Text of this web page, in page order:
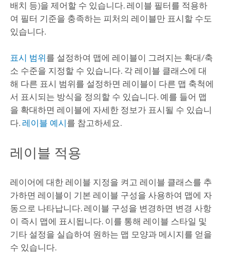
배치 등)을 제어할 수 있습니다. 레이블 필터를 적용하
여 필터 기준을 충족하는 피처의 레이블만 표시할 수도
있습니다.
표시 범위 를 설정하여 맵에 레이블이 그려지는 확대/축
소 수준을 지정할 수 있습니다. 각 레이블 클래스에 대
해 다른 표시 범위를 설정하면 레이블이 다른 맵 축척에
서 표시되는 방식을 정의할 수 있습니다. 예를 들어 맵
을 확대하면 레이블에 자세한 정보가 표시될 수 있습니
다. 레이블 예시 를 참고하세요.
레이블 적용
레이어에 대한 레이블 지정을 켜고 레이블 클래스를 추
가하면 레이블이 기본 레이블 구성을 사용하여 맵에 자
동으로 나타납니다. 레이블 구성을 변경하면 변경 사항
이 즉시 맵에 표시됩니다. 이를 통해 레이블 스타일 및
기타 설정을 실습하여 원하는 맵 모양과 메시지를 얻을
수 있습니다.